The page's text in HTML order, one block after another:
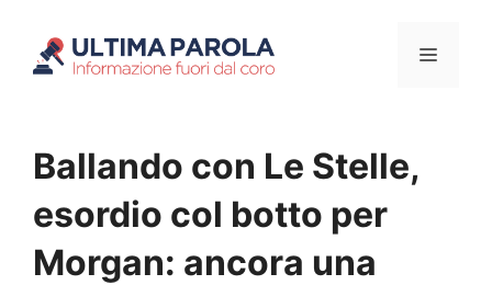
Menu
Ballando con Le Stelle,
esordio col botto per
Morgan: ancora una